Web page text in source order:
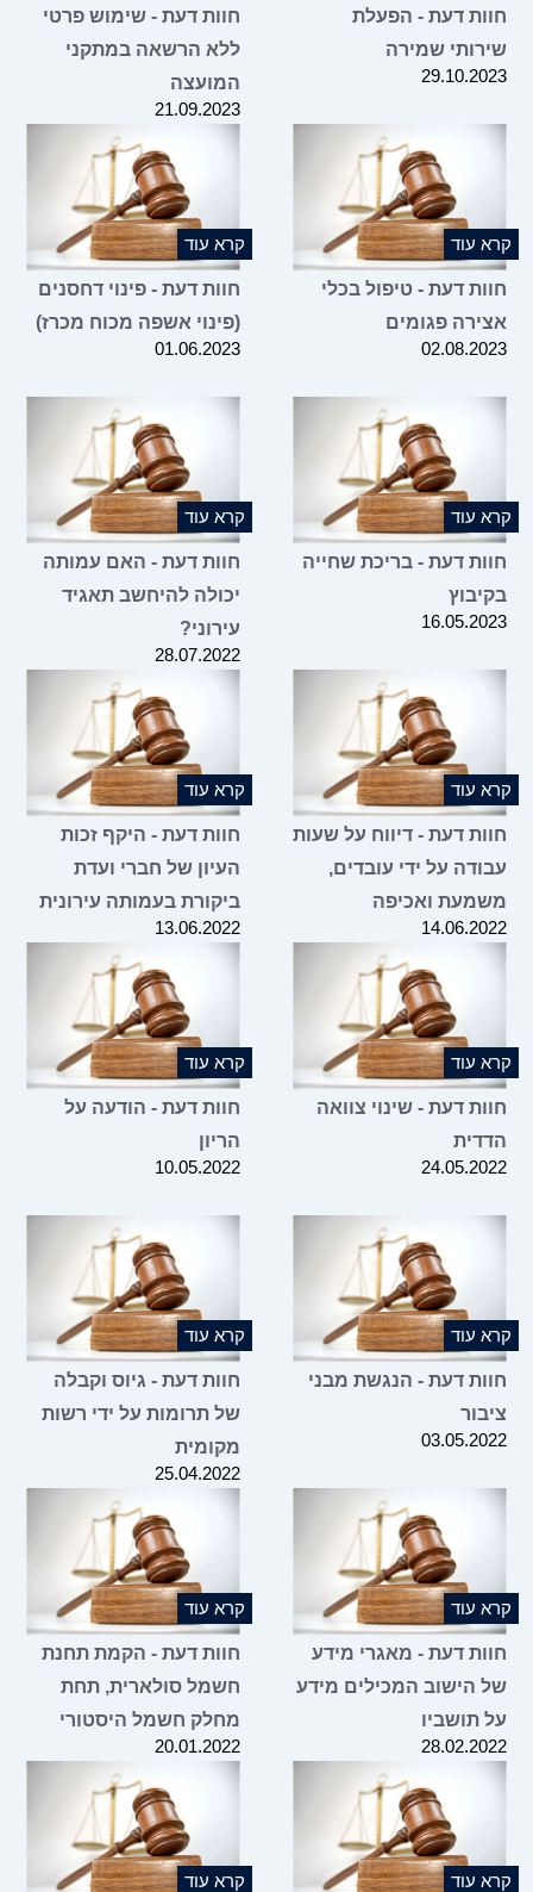
חוות דעת - הפעלת
שירותי שמירה
29.10.2023
חוות דעת - שימוש פרטי
ללא הרשאה במתקני
המועצה
21.09.2023
קרא עוד
חוות דעת - טיפול בכלי
אצירה פגומים
02.08.2023
קרא עוד
חוות דעת - פינוי דחסנים
(פינוי אשפה מכוח מכרז)
01.06.2023
קרא עוד
חוות דעת - בריכת שחייה
בקיבוץ
16.05.2023
קרא עוד
חוות דעת - האם עמותה
יכולה להיחשב תאגיד
עירוני?
28.07.2022
קרא עוד
חוות דעת - דיווח על שעות
עבודה על ידי עובדים,
משמעת ואכיפה
14.06.2022
קרא עוד
חוות דעת - היקף זכות
העיון של חברי ועדת
ביקורת בעמותה עירונית
13.06.2022
קרא עוד
חוות דעת - שינוי צוואה
הדדית
24.05.2022
קרא עוד
חוות דעת - הודעה על
הריון
10.05.2022
קרא עוד
חוות דעת - הנגשת מבני
ציבור
03.05.2022
קרא עוד
חוות דעת - גיוס וקבלה
של תרומות על ידי רשות
מקומית
25.04.2022
קרא עוד
חוות דעת - מאגרי מידע
של הישוב המכילים מידע
על תושביו
28.02.2022
קרא עוד
חוות דעת - הקמת תחנת
חשמל סולארית, תחת
מחלק חשמל היסטורי
20.01.2022
קרא עוד קרא עוד